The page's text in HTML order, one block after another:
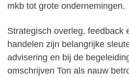
mkb tot grote ondernemingen.
Strategisch overleg, feedback
handelen zijn belangrijke
advisering en bij de
omschrijven Ton als nauw